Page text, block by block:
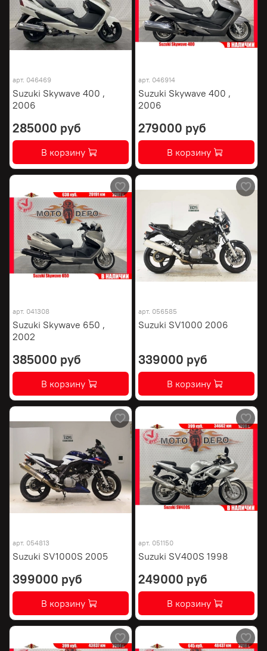
арт. 046469
Suzuki Skywave 400 ,
2006
285000 руб
В корзину
арт. 046914
Suzuki Skywave 400 ,
2006
279000 руб
В корзину
арт. 041308
Suzuki Skywave 650 ,
2002
385000 руб
В корзину
арт. 056585
Suzuki SV1000 2006
339000 руб
В корзину
арт. 054813
Suzuki SV1000S 2005
399000 руб
В корзину
арт. 051150
Suzuki SV400S 1998
249000 руб
В корзину